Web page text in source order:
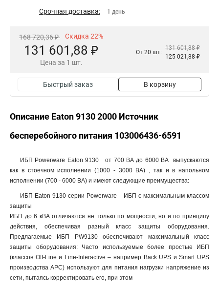
Срочная доставка: 1 день
168 720,36 ₽ Скидка 22%
131 601,88 ₽
Цена за 1 шт.
От 20 шт:
131 601,88 ₽
125 021,88 ₽
Быстрый заказ В корзину
Описание Eaton 9130 2000 Источник
бесперебойного питания 103006436-6591
ИБП Powerware Eaton 9130 от 700 ВА до 6000 ВА выпускаются
как в стоечном исполнении (1000 - 3000 ВА) , так и в напольном
исполнении (700 - 6000 ВА) и имеют следующие преимущества:
ИБП Eaton 9130 серии Powerware – ИБП с максимальным классом
защиты
ИБП до 6 кВА отличаются не только по мощности, но и по принципу
действия, обеспечивая разный класс защиты оборудования.
Предлагаемые ИБП PW9130 обеспечивают максимальный класс
защиты оборудования: Часто используемые более простые ИБП
(классов Off-Line и Line-Interactive – например Back UPS и Smart UPS
производства АРС) используют для питания нагрузки напряжение из
сети, пытаясь корректировать его, при этом